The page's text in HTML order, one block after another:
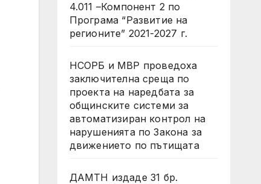
4.011 –Компонент 2 по
Програма “Развитие на
регионите” 2021-2027 г.
НСОРБ и МВР проведоха
заключителна среща по
проекта на наредбата за
общинските системи за
автоматизиран контрол на
нарушенията по Закона за
движението по пътищата
ДАМТН издаде 31 бр.